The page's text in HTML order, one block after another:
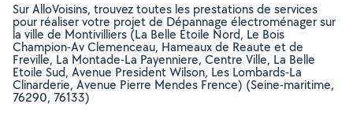
Sur AlloVoisins, trouvez toutes les prestations de services
pour réaliser votre projet de Dépannage électroménager sur
la ville de Montivilliers (La Belle Etoile Nord, Le Bois
Champion-Av Clemenceau, Hameaux de Reaute et de
Freville, La Montade-La Payenniere, Centre Ville, La Belle
Etoile Sud, Avenue President Wilson, Les Lombards-La
Clinarderie, Avenue Pierre Mendes Frence) (Seine-maritime,
76290, 76133)